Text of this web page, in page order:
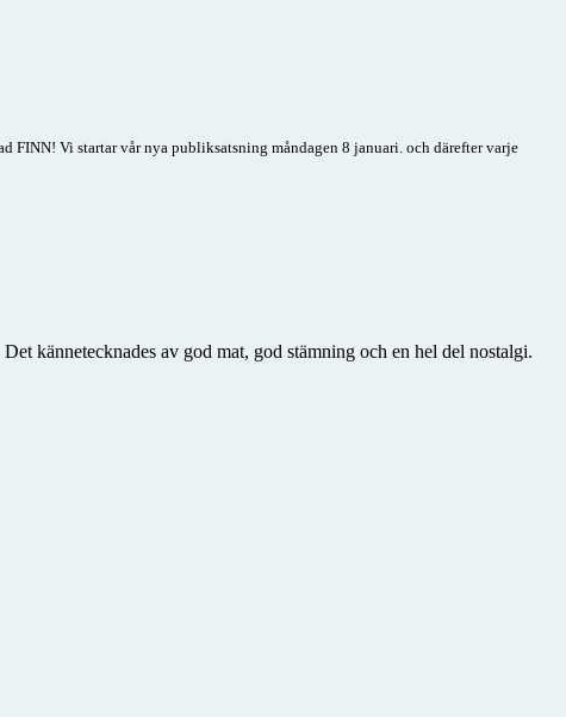
FINN! Vi startar vår nya publiksatsning måndagen 8 januari. och därefter varje
kännetecknades av god mat, god stämning och en hel del nostalgi.